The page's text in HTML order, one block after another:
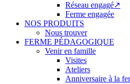
Réseau engagé↗
Ferme engagée
NOS PRODUITS
Nous trouver
FERME PÉDAGOGIQUE
Venir en famille
Visites
Ateliers
Anniversaire à la